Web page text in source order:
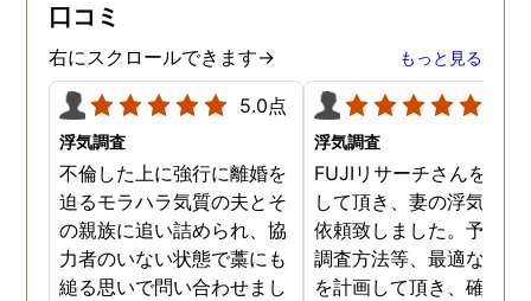
口コミ
右にスクロールできます→ もっと見る
5.0点
浮気調査
不倫した上に強行に離婚を
迫るモラハラ気質の夫とそ
の親族に追い詰められ、協
力者のいない状態で藁にも
縋る思いで問い合わせまし
浮気調査
FUJIリサーチさんをご紹
して頂き、妻の浮気調査
依頼致しました。予算か
調査方法等、最適なやり
を計画して頂き、確実な